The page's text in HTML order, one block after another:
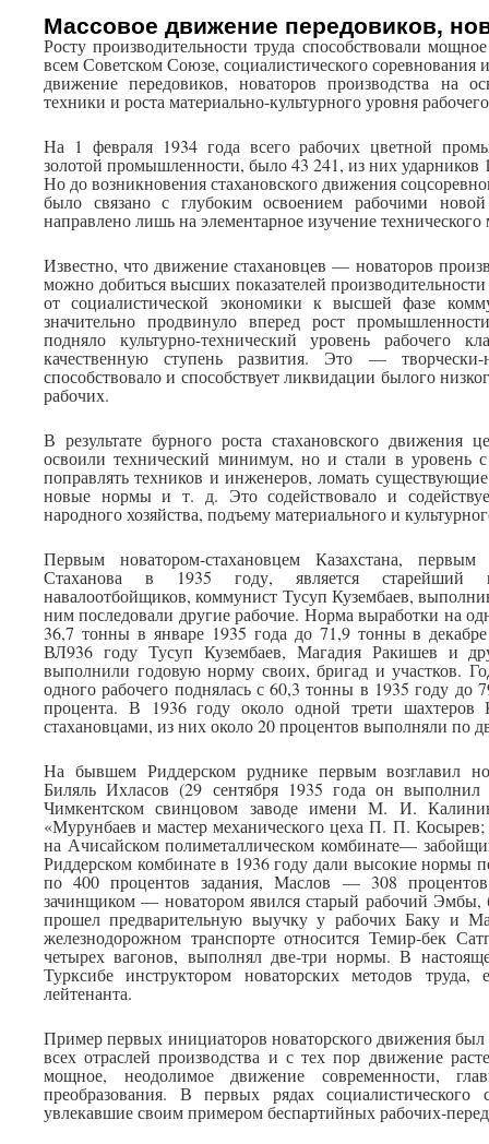
Массовое движение передовиков,
Росту производительности труда способствовали
всем Советском Союзе, социалистического соревнования
движение передовиков, новаторов производства на
техники и роста материально-культурного уровня
На 1 февраля 1934 года всего рабочих цветной
золотой промышленности, было 43 241, из них ударников
Но до возникновения стахановского движения
было связано с глубоким освоением рабочими
направлено лишь на элементарное изучение
Известно, что движение стахановцев — новаторов
можно добиться высших показателей
от социалистической экономики к высшей фазе
значительно продвинуло вперед рост
подняло культурно-технический уровень рабочего
качественную ступень развития. Это — творчески-
способствовало и способствует ликвидации былого
рабочих.
В результате бурного роста стахановского движения
освоили технический минимум, но и стали в уровень
поправлять техников и инженеров, ломать
новые нормы и т. д. Это содействовало и
народного хозяйства, подъему материального и
Первым новатором-стахановцем Казахстана,
Стаханова в 1935 году, является старейший
навалоотбойщиков, коммунист Тусуп Кузембаев,
ним последовали другие рабочие. Норма выработки на
36,7 тонны в январе 1935 года до 71,9 тонны в
ВЛ936 году Тусуп Кузембаев, Магадия Ракишев и
выполнили годовую норму своих, бригад и участков.
одного рабочего поднялась с 60,3 тонны в 1935 году
процента. В 1936 году около одной трети шахтеров
стахановцами, из них около 20 процентов выполняли по
На бывшем Риддерском руднике первым возглавил
Биляль Ихласов (29 сентября 1935 года он
Чимкентском свинцовом заводе имени М. И.
«Мурунбаев и мастер механического цеха П. П.
на Ачисайском полиметаллическом комбинате—
Риддерском комбинате в 1936 году дали высокие
по 400 процентов задания, Маслов — 308
зачинщиком — новатором явился старый рабочий Эмбы,
прошел предварительную выучку у рабочих Баку и
железнодорожном транспорте относится Темир-бек
четырех вагонов, выполнял две-три нормы. В
Турксибе инструктором новаторских методов труда,
лейтенанта.
Пример первых инициаторов новаторского движения
всех отраслей производства и с тех пор движение
мощное, неодолимое движение современности,
преобразования. В первых рядах
увлекавшие своим примером беспартийных рабочих-